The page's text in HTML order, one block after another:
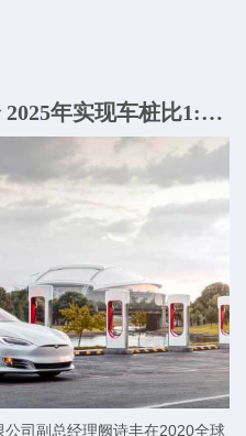
我国已建充电桩142万个 2025年实现车桩比1:2的目标
司副总经理阙诗丰在2020全球